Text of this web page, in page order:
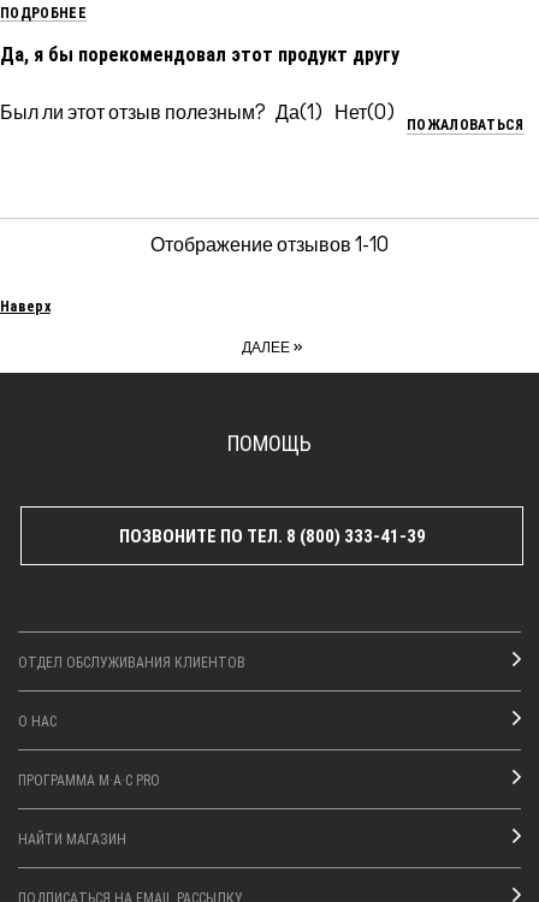
ПОДРОБНЕЕ
Да, я бы порекомендовал этот продукт другу
Был ли этот отзыв полезным? 1 0
ПОЖАЛОВАТЬСЯ
Отображение отзывов 1-10
Наверх
ДАЛЕЕ »
ПОМОЩЬ
ПОЗВОНИТЕ ПО ТЕЛ. 8 (800) 333-41-39
ОТДЕЛ ОБСЛУЖИВАНИЯ КЛИЕНТОВ
О НАС
ПРОГРАММА M·A·C PRO
НАЙТИ МАГАЗИН
ПОДПИСАТЬСЯ НА EMAIL РАССЫЛКУ